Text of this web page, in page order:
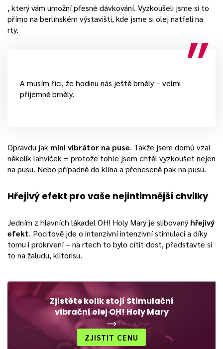
, který vám umožní přesné dávkování. Vyzkoušeli jsme si to
přímo na berlínském výstavišti, kde jsme si olej natřeli na
rty.
A musím říci, že hodinu nás ještě brněly – velmi
příjemně brněly.
Opravdu jak mini vibrátor na puse. Takže jsem domů vzal
několik lahviček = protože tohle jsem chtěl vyzkoušet nejen
na pusu. Nebo případně do klína a přeneseně pak na pusu.
Hřejivý efekt pro vaše nejintimnější chvilky
Jedním z hlavních lákadel OH! Holy Mary je slibovaný hřejivý
efekt. Pocitově jde o intenzivní intenzivní stimulaci a díky
tomu i prokrvení – na rtech to bylo cítit dost, představte si
to na žaludu, klitorisu.
Zjistěte kolik stojí Stimulační
vibrační olej OH! Holy Mary
ZJISTIT CENU